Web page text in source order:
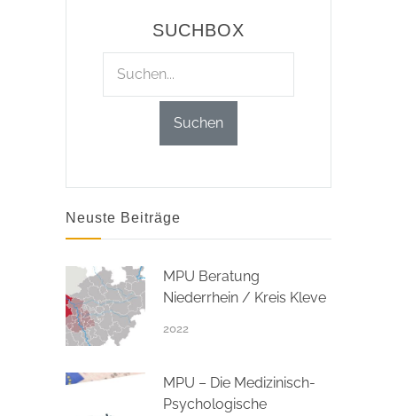
SUCHBOX
Neuste Beiträge
MPU Beratung
Niederrhein / Kreis Kleve
2022
MPU – Die Medizinisch-
Psychologische